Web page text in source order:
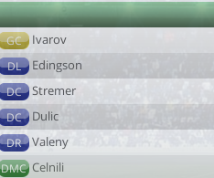
GC Ivarov
DL Edingson
DC Stremer
DC Dulic
DR Valeny
DMC Celnili